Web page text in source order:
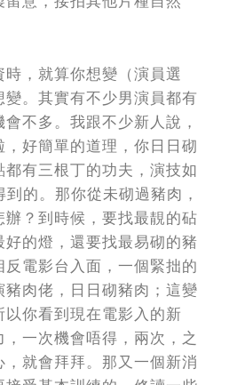
時，就算你想變（演員選
。其實有不少男演員都有
不多。我跟不少新人說，
好簡單的道理，你日日砌
有三根丁的功夫，演技如
的。那你從未砌過豬肉，
？到時候，要找最靚的砧
的燈，還要找最易砌的豬
電影台入面，一個緊拙的
肉佬，日日砌豬肉；這變
你看到現在電影入的新
一次機會唔得，兩次，之
就會拜拜。那又一個新消